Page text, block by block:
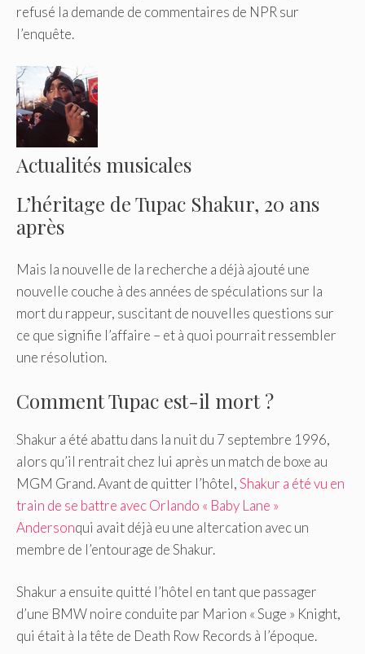
refusé la demande de commentaires de NPR sur
l’enquête.
Actualités musicales
L’héritage de Tupac Shakur, 20 ans
après
Mais la nouvelle de la recherche a déjà ajouté une
nouvelle couche à des années de spéculations sur la
mort du rappeur, suscitant de nouvelles questions sur
ce que signifie l’affaire – et à quoi pourrait ressembler
une résolution.
Comment Tupac est-il mort ?
Shakur a été abattu dans la nuit du 7 septembre 1996,
alors qu’il rentrait chez lui après un match de boxe au
MGM Grand. Avant de quitter l’hôtel,Shakur a été vu en
train de se battre avec Orlando « Baby Lane »
Andersonqui avait déjà eu une altercation avec un
membre de l’entourage de Shakur.
Shakur a ensuite quitté l’hôtel en tant que passager
d’une BMW noire conduite par Marion « Suge » Knight,
qui était à la tête de Death Row Records à l’époque.